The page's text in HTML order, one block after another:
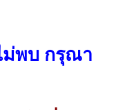
ม่พบ กรุณา